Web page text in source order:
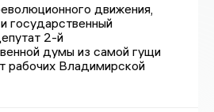
движения,
государственный
2-й
думы из самой гущи
рабочих Владимирской